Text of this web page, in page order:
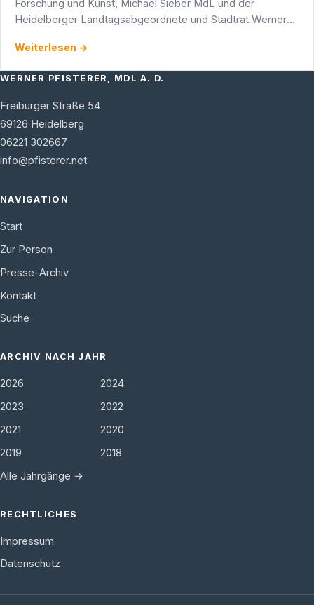
Forschung und Kunst, Michael Sieber MdL und der
Heidelberger Landtagsabgeordnete und Stadtrat Werner
Weiterlesen →
WERNER PFISTERER, MDL A. D.
Freiburger Straße 54
69126 Heidelberg
06221 302667
info@pfisterer.net
NAVIGATION
Start
Zur Person
Presse-Archiv
Kontakt
Suche
ARCHIV NACH JAHR
2026
2024
2023
2022
2021
2020
2019
2018
Alle Jahrgänge →
RECHTLICHES
Impressum
Datenschutz